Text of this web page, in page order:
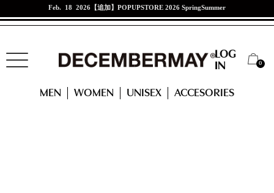
Jan. 21 2026 江口紗代選手来店イベント
LOG
IN
0
MEN WOMEN UNISEX ACCESORIES
MEN Honesty sheltering pants / MEN